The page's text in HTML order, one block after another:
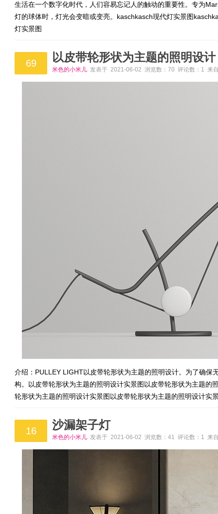
生活在一个数字化时代，人们容易忘记人的触动的重要性。专为
灯的球体时，灯光会变暗或变亮。kaschkasch现代灯实景图
灯实景图
69 以皮带轮形状为主题的照明设计
米色的小米儿 发表于 2021-06-02 浏览数：70 评论数：1 来
介绍：PULLEY LIGHT以皮带轮形状为主题的照明设计。为了确
构。以皮带轮形状为主题的照明设计实景图以皮带轮形状为主题的
轮形状为主题的照明设计实景图以皮带轮形状为主题的照明设计实
16 沙漏架子灯
米色的小米儿 发表于 2021-06-02 浏览数：41 评论数：1 来